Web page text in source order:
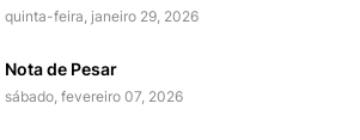
quinta-feira, janeiro 29, 2026
Nota de Pesar
sábado, fevereiro 07, 2026